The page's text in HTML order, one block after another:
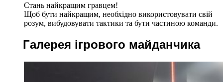
Стань найкращим гравцем!
Щоб бути найкращим, необхідно використовувати свій
розум, вибудовувати тактики та бути частиною команди.
Галерея ігрового майданчика